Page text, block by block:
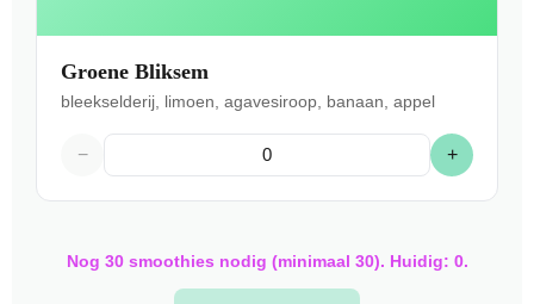
Groene Bliksem
bleekselderij, limoen, agavesiroop, banaan, appel
− +
Nog 30 smoothies nodig (minimaal 30). Huidig: 0.